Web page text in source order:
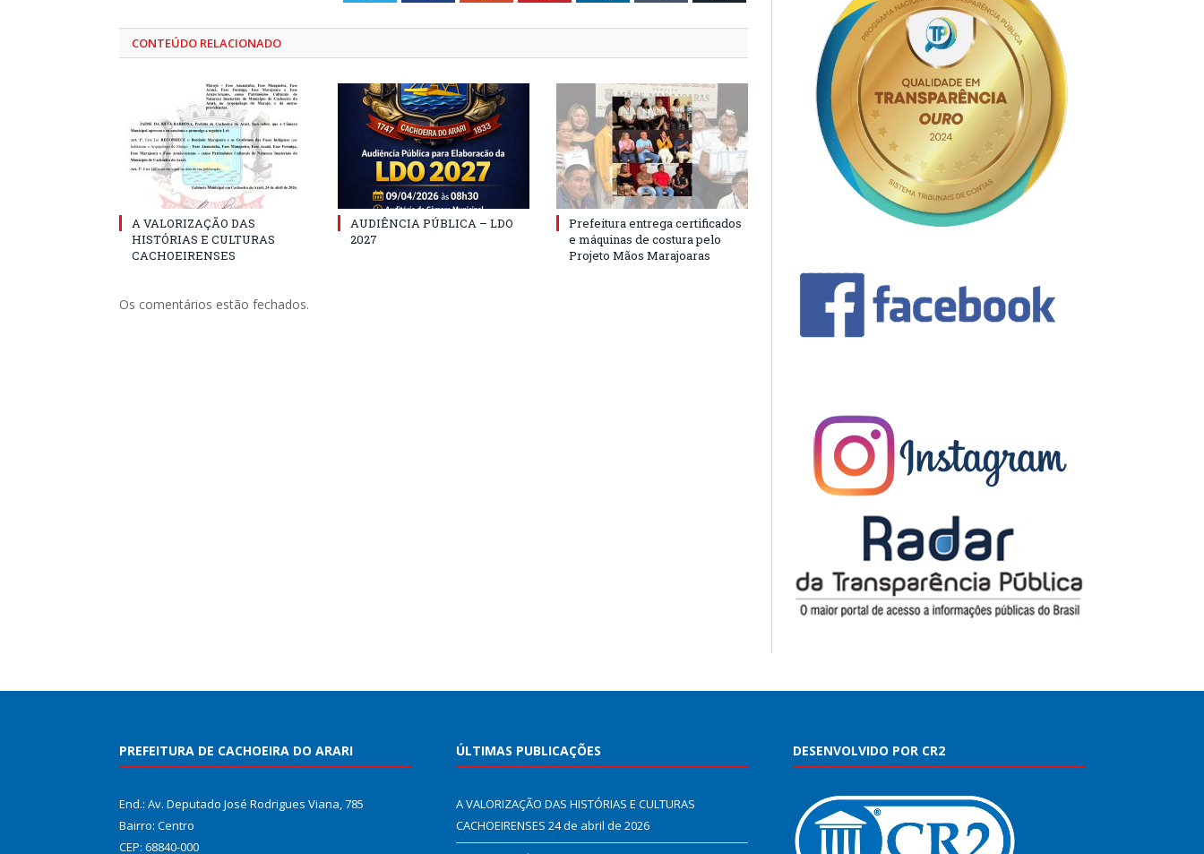
CONTEÚDO RELACIONADO
A VALORIZAÇÃO DAS
HISTÓRIAS E CULTURAS
CACHOEIRENSES
AUDIÊNCIA PÚBLICA – LDO
2027
Prefeitura entrega certificados
e máquinas de costura pelo
Projeto Mãos Marajoaras
Os comentários estão fechados.
PREFEITURA DE CACHOEIRA DO ARARI
End.: Av. Deputado José Rodrigues Viana, 785
Bairro: Centro
CEP: 68840-000
ÚLTIMAS PUBLICAÇÕES
A VALORIZAÇÃO DAS HISTÓRIAS E CULTURAS
CACHOEIRENSES 24 de abril de 2026
DESENVOLVIDO POR CR2